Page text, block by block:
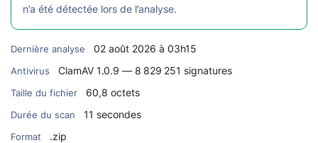
n’a été détectée lors de l’analyse.
Dernière analyse 02 août 2026 à 03h15
Antivirus ClamAV 1.0.9 — 8 829 251 signatures
Taille du fichier 60,8 octets
Durée du scan 11 secondes
Format .zip